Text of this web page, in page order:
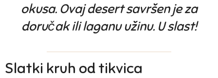
okusa. Ovaj desert savršen je za
doručak ili laganu užinu. U slast!
Slatki kruh od tikvica